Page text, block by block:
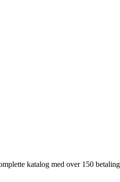
katalog med over 150